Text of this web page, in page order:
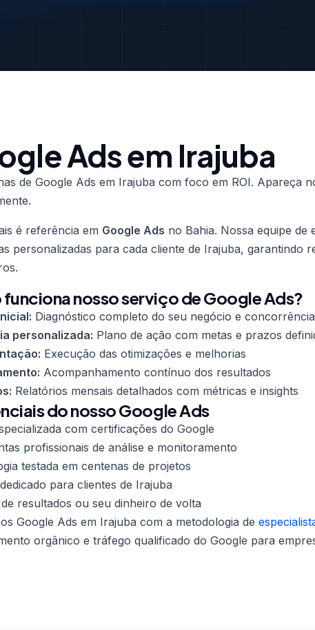
Ads em Irajuba
de Google Ads em Irajuba com foco em ROI. Apareça
é referência em Google Ads no Bahia. Nossa equipe de
personalizadas para cada cliente de Irajuba, garantindo
nosso serviço de Google Ads?
Diagnóstico completo do seu negócio e
personalizada: Plano de ação com metas e prazos
Execução das otimizações e melhorias
Acompanhamento contínuo dos resultados
Relatórios mensais detalhados com métricas e insights
do nosso Google Ads
com certificações do Google
profissionais de análise e monitoramento
testada em centenas de projetos
para clientes de Irajuba
resultados ou seu dinheiro de volta
Google Ads em Irajuba com a metodologia de
orgânico e tráfego qualificado do Google para